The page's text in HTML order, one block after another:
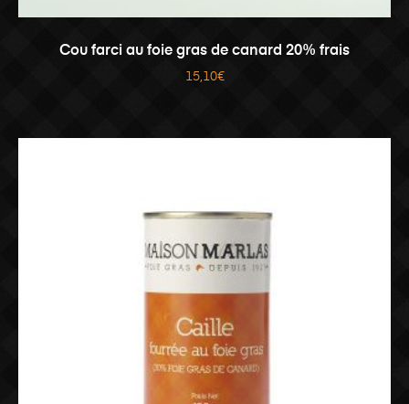
LIRE LA SUITE
Cou farci au foie gras de canard 20% frais
15,10€